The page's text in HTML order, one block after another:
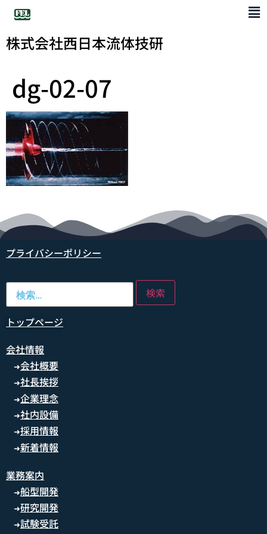
株式会社西日本流体技研
dg-02-07
プライバシーポリシー
トップページ
会社情報
➜会社概要
➜社長挨拶
➜企業理念
➜社内設備
➜採用情報
➜新着情報
業務案内
➜船型開発
➜研究開発
➜試験受託